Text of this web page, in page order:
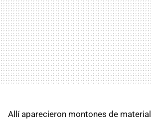
Allí aparecieron montones de